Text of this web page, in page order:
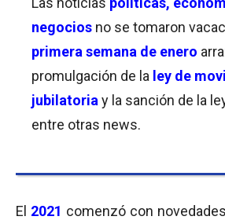
negocios no se tomaron
primera semana de enero
promulgación de la ley de
jubilatoria y la sanción de la
entre otras news.
El 2021 comenzó con